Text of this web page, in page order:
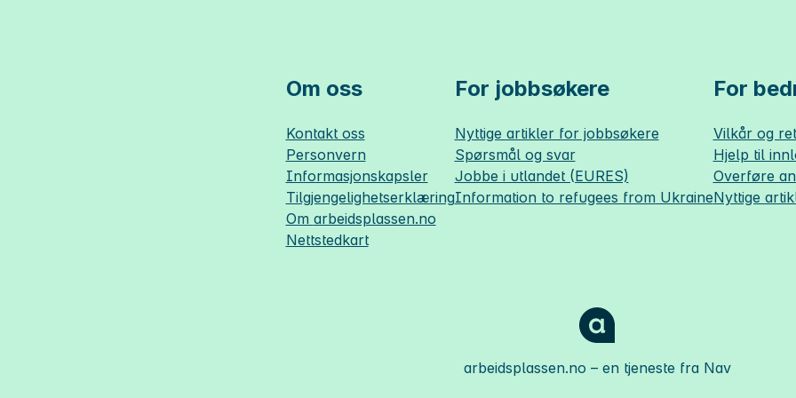
Om oss
Kontakt oss
Personvern
Informasjonskapsler
Tilgjengelighetserklæring
Om arbeidsplassen.no
Nettstedkart
For jobbsøkere
Nyttige artikler for jobbsøkere
Spørsmål og svar
Jobbe i utlandet (EURES)
Information to refugees from Ukraine
For
Vilkår og
Hjelp til
Overføre
Nyttige
arbeidsplassen.no – en tjeneste fra Nav